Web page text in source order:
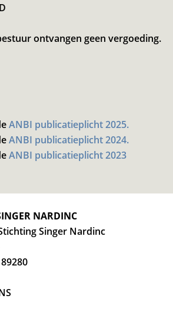
ontvangen geen vergoeding.
ANBI publicatieplicht 2025.
ANBI publicatieplicht 2024.
ANBI publicatieplicht 2023
NARDINC
Singer Nardinc